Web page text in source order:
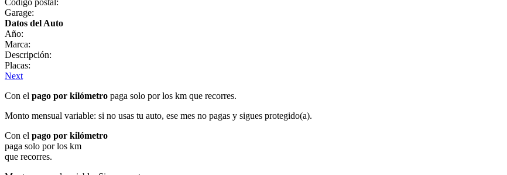
Garage:
Datos del Auto
Año:
Marca:
Descripción:
Placas:
Next
Con el pago por kilómetro paga solo por los km que recorres.
Monto mensual variable: si no usas tu auto, ese mes no pagas y sigues protegido(a).
Con el pago por kilómetro
paga solo por los km
que recorres.